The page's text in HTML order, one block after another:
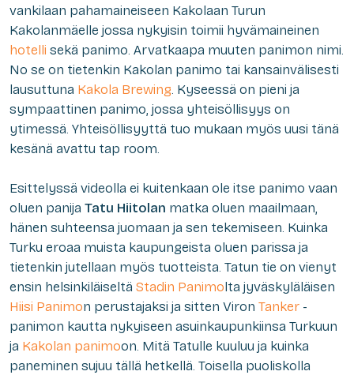
vankilaan pahamaineiseen Kakolaan Turun
Kakolanmäelle jossa nykyisin toimii hyvämaineinen
hotelli sekä panimo. Arvatkaapa muuten panimon nimi.
No se on tietenkin Kakolan panimo tai kansainvälisesti
lausuttuna Kakola Brewing. Kyseessä on pieni ja
sympaattinen panimo, jossa yhteisöllisyys on
ytimessä. Yhteisöllisyyttä tuo mukaan myös uusi tänä
kesänä avattu tap room.
Esittelyssä videolla ei kuitenkaan ole itse panimo vaan
oluen panija Tatu Hiitolan matka oluen maailmaan,
hänen suhteensa juomaan ja sen tekemiseen. Kuinka
Turku eroaa muista kaupungeista oluen parissa ja
tietenkin jutellaan myös tuotteista. Tatun tie on vienyt
ensin helsinkiläiseltä Stadin Panimolta jyväskyläläisen
Hiisi Panimon perustajaksi ja sitten Viron Tanker -
panimon kautta nykyiseen asuinkaupunkiinsa Turkuun
ja Kakolan panimoon. Mitä Tatulle kuuluu ja kuinka
paneminen sujuu tällä hetkellä. Toisella puoliskolla